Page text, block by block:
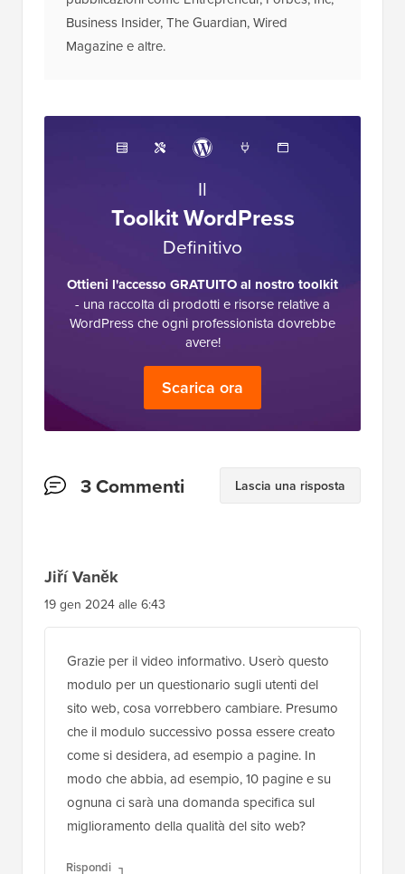
Business Insider, The Guardian, Wired
Magazine e altre.
Il
Toolkit WordPress
Definitivo
Ottieni l'accesso GRATUITO al nostro toolkit
- una raccolta di prodotti e risorse relative a
WordPress che ogni professionista dovrebbe
avere!
Scarica ora
Interazioni
3 Commenti Lascia una risposta
Jiří Vaněk
19 gen 2024 alle 6:43
Grazie per il video informativo. Userò questo
modulo per un questionario sugli utenti del
sito web, cosa vorrebbero cambiare. Presumo
che il modulo successivo possa essere creato
come si desidera, ad esempio a pagine. In
modo che abbia, ad esempio, 10 pagine e su
ognuna ci sarà una domanda specifica sul
miglioramento della qualità del sito web?
Rispondi